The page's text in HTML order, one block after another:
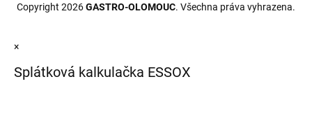
Copyright 2026GASTRO-OLOMOUC. Všechna práva vyhrazena.
×
Splátková kalkulačka ESSOX